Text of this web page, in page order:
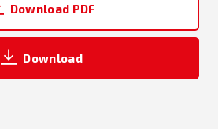
Download PDF
Download